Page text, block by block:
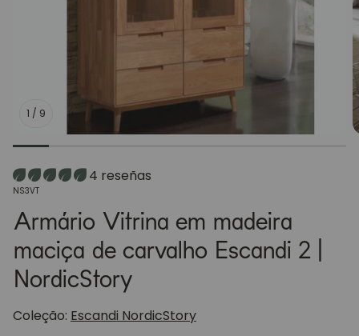
1 / 9
4 reseñas
SKU:
NS3VT
Armário Vitrina em madeira
maciça de carvalho Escandi 2 |
NordicStory
Coleção: Escandi NordicStory